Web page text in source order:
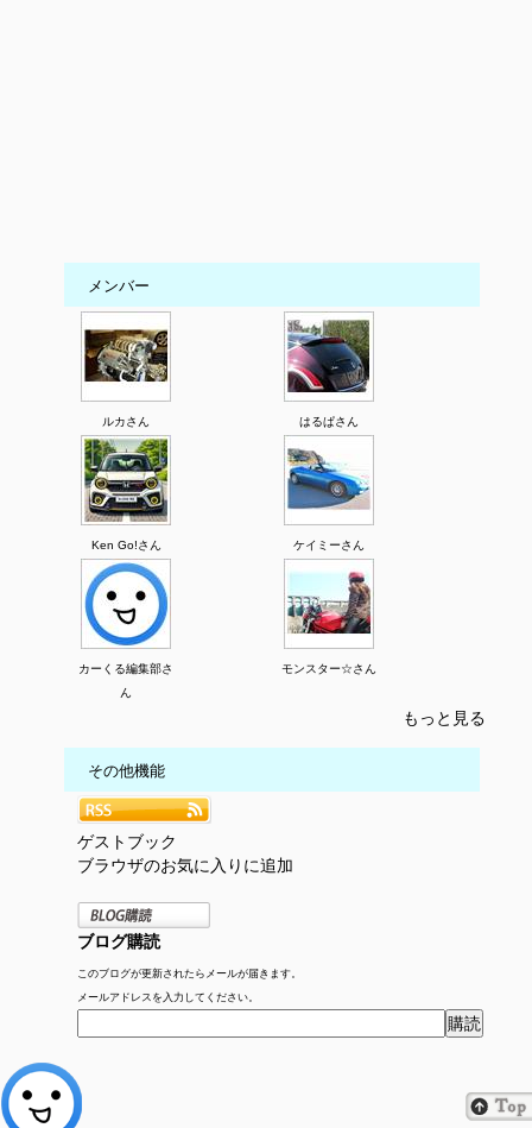
メンバー
ルカさん はるぱさん
Ken Go!さん ケイミーさん
カーくる編集部さ
ん
モンスター☆さん
もっと見る
その他機能
ゲストブック
ブラウザのお気に入りに追加
ブログ購読
このブログが更新されたらメールが届きます。
メールアドレスを入力してください。